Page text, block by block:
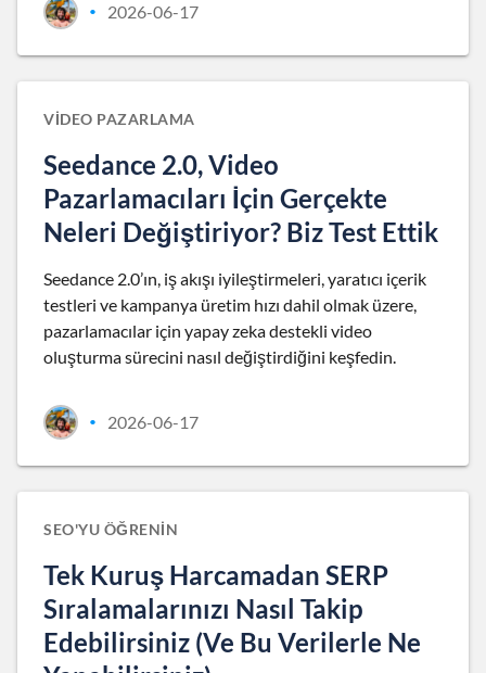
• 2026-06-17
VIDEO PAZARLAMA
Seedance 2.0, Video
Pazarlamacıları İçin Gerçekte
Neleri Değiştiriyor? Biz Test Ettik
Seedance 2.0’ın, iş akışı iyileştirmeleri, yaratıcı içerik
testleri ve kampanya üretim hızı dahil olmak üzere,
pazarlamacılar için yapay zeka destekli video
oluşturma sürecini nasıl değiştirdiğini keşfedin.
• 2026-06-17
SEO'YU ÖĞRENIN
Tek Kuruş Harcamadan SERP
Sıralamalarınızı Nasıl Takip
Edebilirsiniz (Ve Bu Verilerle Ne